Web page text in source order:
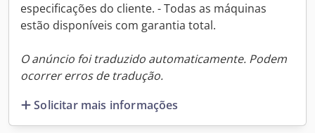
especificações do cliente. - Todas as máquinas
estão disponíveis com garantia total.
O anúncio foi traduzido automaticamente. Podem
ocorrer erros de tradução.
Solicitar mais informações